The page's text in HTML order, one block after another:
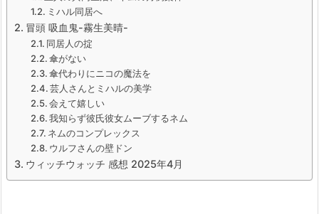
ミハル同居へ
冒頭 吸血鬼-霧生美晴-
同居人の掟
傘がない
傘代わりにニコの魔法を
芸人さんとミハルの美学
会えて嬉しい
我知らず彼氏彼女ムーブするネム
ネムのコンプレックス
ウルフさんの壁ドン
ウィッチウォッチ 感想 2025年4月